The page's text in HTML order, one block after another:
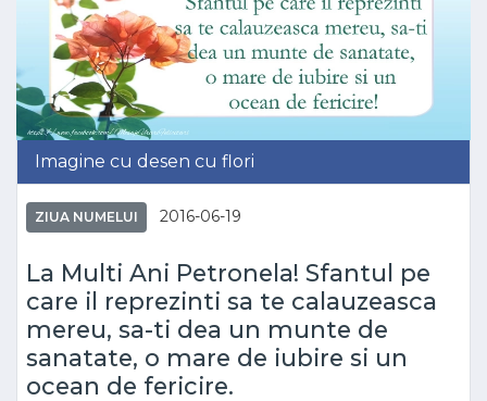
Imagine cu desen cu flori
ZIUA NUMELUI 2016-06-19
La Multi Ani Petronela! Sfantul pe
care il reprezinti sa te calauzeasca
mereu, sa-ti dea un munte de
sanatate, o mare de iubire si un
ocean de fericire.